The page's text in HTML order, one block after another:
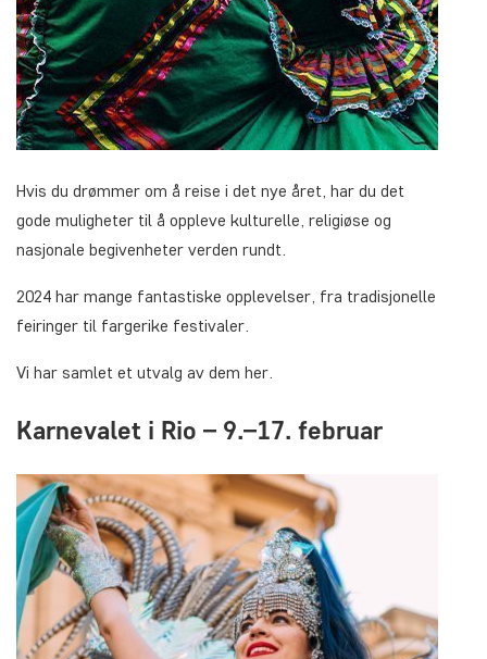
Hvis du drømmer om å reise i det nye året, har du det
gode muligheter til å oppleve kulturelle, religiøse og
nasjonale begivenheter verden rundt.
2024 har mange fantastiske opplevelser, fra tradisjonelle
feiringer til fargerike festivaler.
Vi har samlet et utvalg av dem her.
Karnevalet i Rio – 9.–17. februar